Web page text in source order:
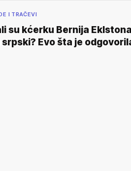
I TRAČEVI
su kćerku Bernija
srpski? Evo šta je